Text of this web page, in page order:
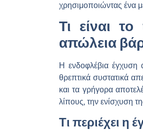
χρησιμοποιώντας ένα
Τι είναι
απώλεια
Η ενδοφλέβια έγχυση
θρεπτικά συστατικά
και τα γρήγορα
λίπους, την ενίσχυση
Τι περιέχει η